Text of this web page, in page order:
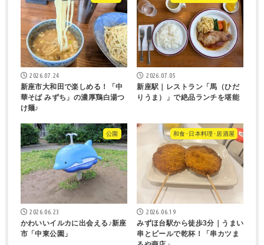
2026.07.24
新座市大和田で楽しめる！「中
華そば みずち」の濃厚鶏白湯つ
け麺♪
2026.07.05
新座駅｜レストラン「馬（ひだ
りうま）」で絶品ランチを堪能
公園
2026.06.23
かわいいイルカに出会える♪新座
市「中東公園」
和食･日本料理･居酒屋
2026.06.19
みずほ台駅から徒歩3分｜うまい
串とビールで乾杯！「串カツま